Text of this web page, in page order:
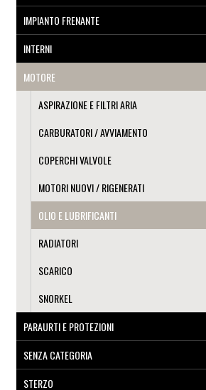
IMPIANTO FRENANTE
INTERNI
MOTORE
ASPIRAZIONE E FILTRI ARIA
CARBURATORI / AVVIAMENTO
COPERCHI VALVOLE
MOTORI NUOVI / RIGENERATI
OLIO E LUBRIFICANTI
RADIATORI
SCARICO
SNORKEL
PARAURTI E PROTEZIONI
SENZA CATEGORIA
STERZO